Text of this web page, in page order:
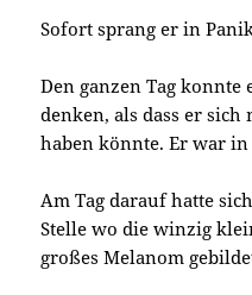
Sofort sprang er in
Den ganzen Tag
denken, als dass er
haben könnte. Er war
Am Tag darauf hatte
Stelle wo die winzig
großes Melanom